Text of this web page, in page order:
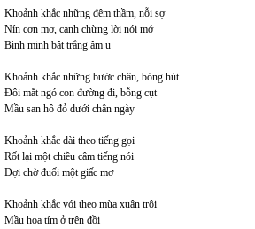
Khoảnh khắc những đêm thầm, nỗi sợ
Nín cơn mơ, canh chừng lời nói mớ
Bình minh bật trắng âm u
Khoảnh khắc những bước chân, bóng hút
Đôi mắt ngó con đường đi, bỗng cụt
Mầu san hô đỏ dưới chân ngày
Khoảnh khắc dài theo tiếng gọi
Rốt lại một chiều câm tiếng nói
Đợi chờ đuối một giấc mơ
Khoảnh khắc vói theo mùa xuân trôi
Mầu hoa tím ở trên đồi